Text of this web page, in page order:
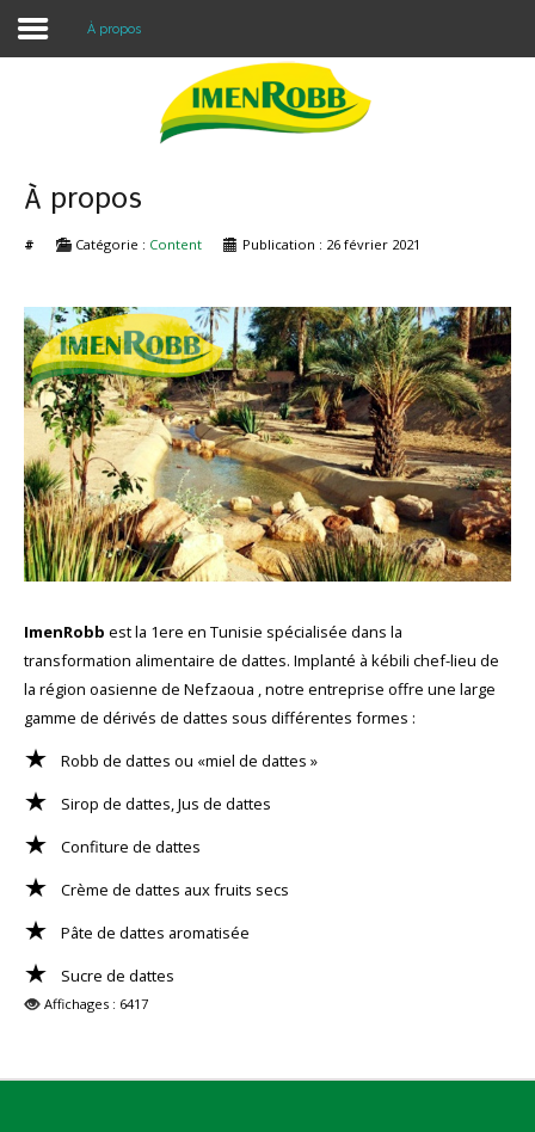
Blog
À propos
À propos
# Catégorie : Content Publication : 26 février 2021
ImenRobb est la 1ere en Tunisie spécialisée dans la
transformation alimentaire de dattes. Implanté à kébili chef-lieu de
la région oasienne de Nefzaoua , notre entreprise offre une large
gamme de dérivés de dattes sous différentes formes :
Robb de dattes ou «miel de dattes »
Sirop de dattes, Jus de dattes
Confiture de dattes
Crème de dattes aux fruits secs
Pâte de dattes aromatisée
Sucre de dattes
Affichages : 6417